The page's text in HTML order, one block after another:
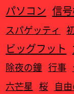
パソコン 信
スパゲッティ
ビッグフット
除夜の鐘 行事
六芒星 桜 自